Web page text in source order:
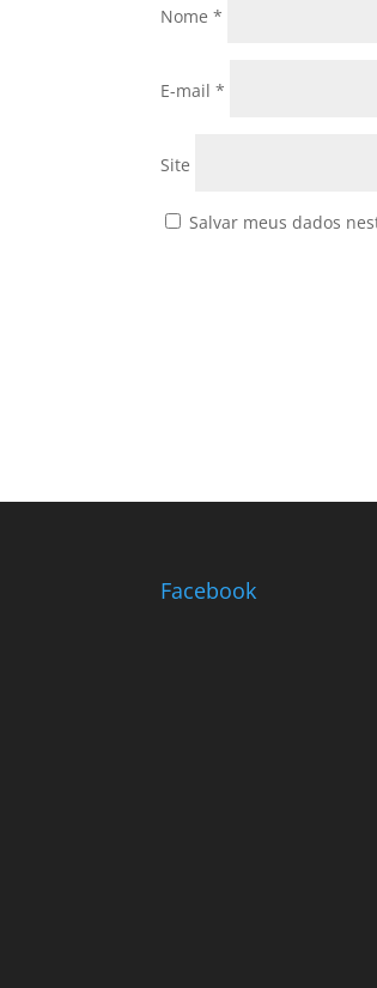
Nome*
E-mail*
Site
Salvar meus dados
Facebook